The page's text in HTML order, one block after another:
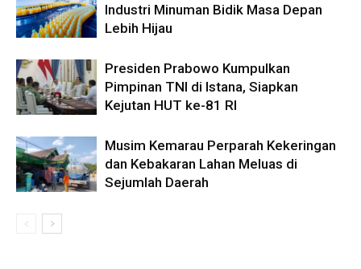
Industri Minuman Bidik Masa Depan
Lebih Hijau
Presiden Prabowo Kumpulkan
Pimpinan TNI di Istana, Siapkan
Kejutan HUT ke-81 RI
Musim Kemarau Perparah Kekeringan
dan Kebakaran Lahan Meluas di
Sejumlah Daerah